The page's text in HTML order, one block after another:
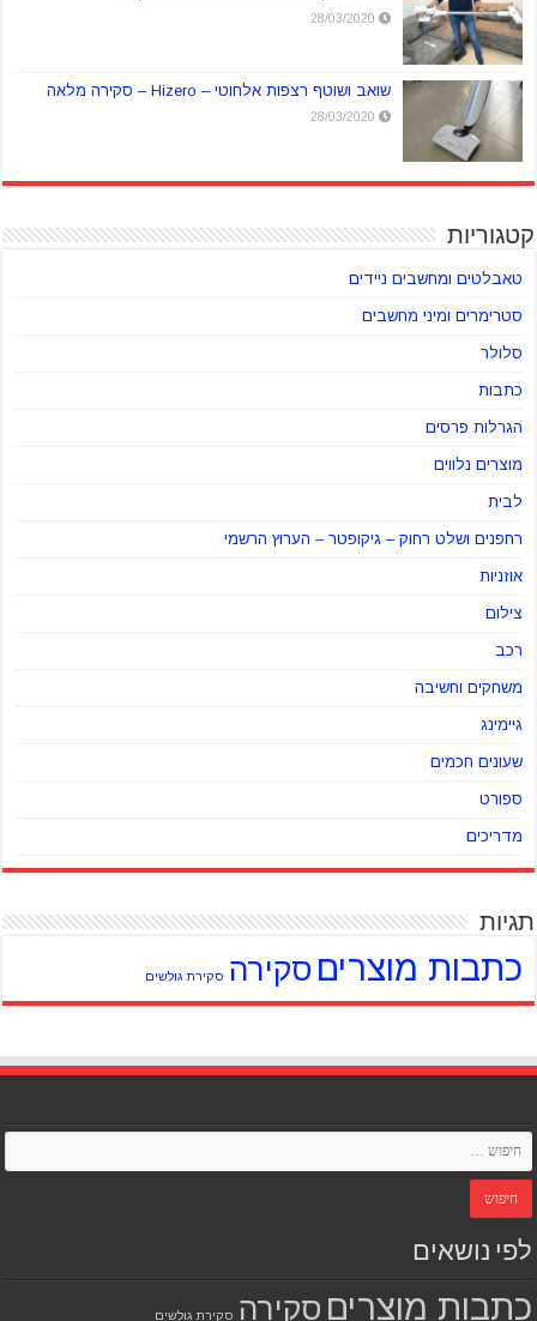
28/03/2020
שואב ושוטף רצפות אלחוטי – Hizero – סקירה מלאה
28/03/2020
קטגוריות
טאבלטים ומחשבים ניידים
סטרימרים ומיני מחשבים
סלולר
כתבות
הגרלות פרסים
מוצרים נלווים
לבית
רחפנים ושלט רחוק – גיקופטר – הערוץ הרשמי
אוזניות
צילום
רכב
משחקים וחשיבה
גיימינג
שעונים חכמים
ספורט
מדריכים
תגיות
כתבות מוצרים סקירה סקירת גולשים
לפי נושאים
כתבות מוצרים סקירה סקירת גולשים